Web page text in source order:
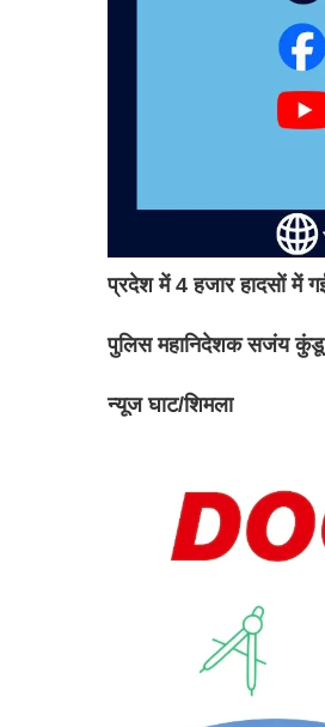
प्रदेश में 4 हजार हादसों में
पुलिस महानिदेशक सजंय कुंडू
न्यूज घाट/शिमला